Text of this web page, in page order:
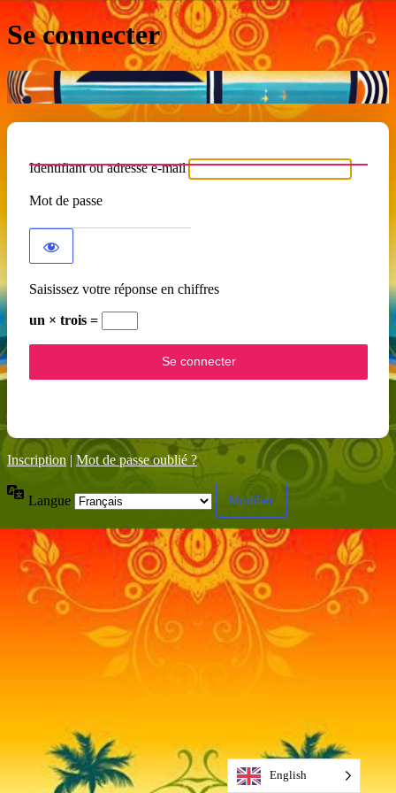
Se connecter
Identifiant ou adresse e-mail
Mot de passe
Saisissez votre réponse en chiffres
un × trois =
Inscription | Mot de passe oublié ?
Langue
English